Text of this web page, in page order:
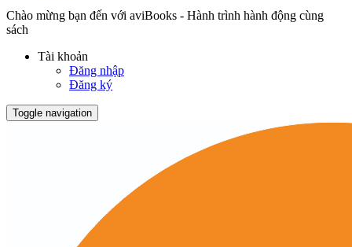
Chào mừng bạn đến với aviBooks - Hành trình hành động cùng
sách
Tài khoản
Đăng nhập
Đăng ký
Toggle navigation